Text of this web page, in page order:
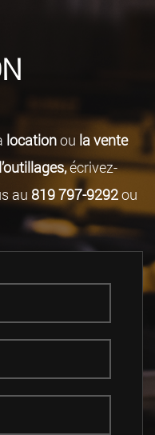
locationou la vente
écrivez-
au 819 797-9292ou